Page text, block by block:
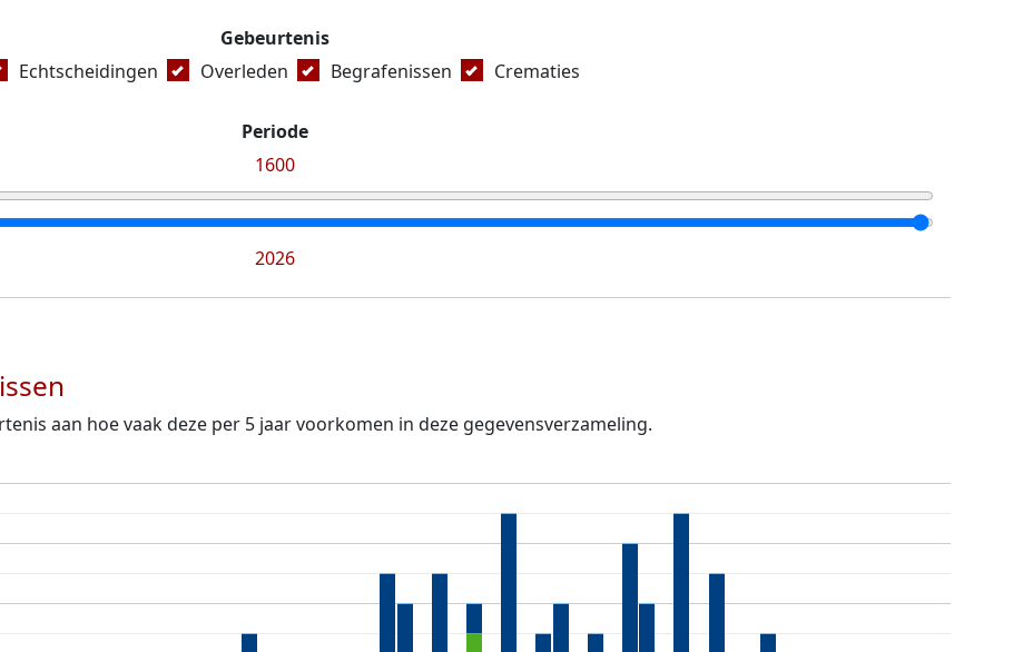
Gebeurtenis
Echtscheidingen Overleden Begrafenissen Crematies
Periode
1600
2026
aan hoe vaak deze per 5 jaar voorkomen in deze gegevensverzameling.